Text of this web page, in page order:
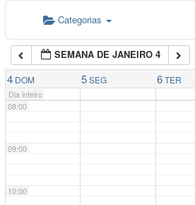
Categorias
SEMANA DE JANEIRO 4
4 DOM 5 SEG 6 TER
Dia inteiro
07:00
08:00
09:00
10:00